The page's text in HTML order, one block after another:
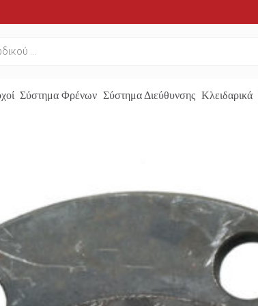
Σύστημα Φρένων Σύστημα Διεύθυνσης Κλειδαρικά